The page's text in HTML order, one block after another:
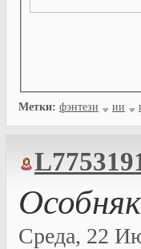
Метки: фэнтези ии
Среда, 22